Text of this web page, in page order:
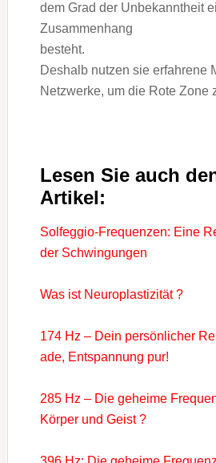
dem Grad der Unbekanntheit
Zusammenhang
besteht.
Deshalb nutzen sie erfahrene
Netzwerke, um die Rote
Lesen Sie auch
Artikel:
Solfeggio-Frequenzen: Eine
der Schwingungen
Was ist Neuroplastizität ?
174 Hz – Dein persönlicher
ade, Entspannung pur!
285 Hz – Die geheime
Körper und Geist ?